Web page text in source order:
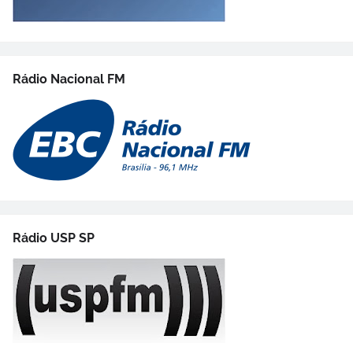
Rádio Nacional FM
Rádio USP SP